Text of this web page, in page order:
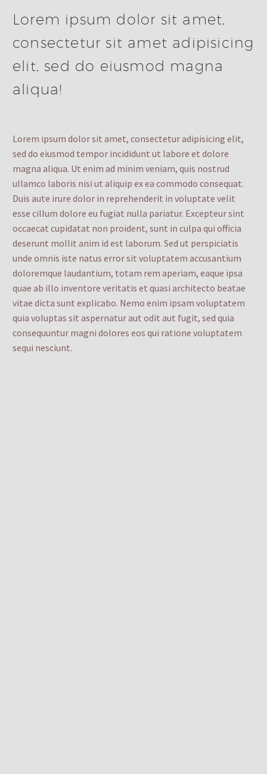
Lorem ipsum dolor sit amet,
consectetur sit amet adipisicing
elit, sed do eiusmod magna
aliqua!
Lorem ipsum dolor sit amet, consectetur adipisicing elit,
sed do eiusmod tempor incididunt ut labore et dolore
magna aliqua. Ut enim ad minim veniam, quis nostrud
ullamco laboris nisi ut aliquip ex ea commodo consequat.
Duis aute irure dolor in reprehenderit in voluptate velit
esse cillum dolore eu fugiat nulla pariatur. Excepteur sint
occaecat cupidatat non proident, sunt in culpa qui officia
deserunt mollit anim id est laborum. Sed ut perspiciatis
unde omnis iste natus error sit voluptatem accusantium
doloremque laudantium, totam rem aperiam, eaque ipsa
quae ab illo inventore veritatis et quasi architecto beatae
vitae dicta sunt explicabo. Nemo enim ipsam voluptatem
quia voluptas sit aspernatur aut odit aut fugit, sed quia
consequuntur magni dolores eos qui ratione voluptatem
sequi nesciunt.